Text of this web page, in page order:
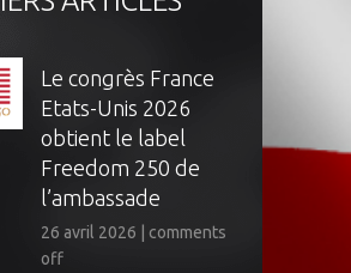
Le congrès France
Etats-Unis 2026
obtient le label
Freedom 250 de
l’ambassade
26 avril 2026
comments
off